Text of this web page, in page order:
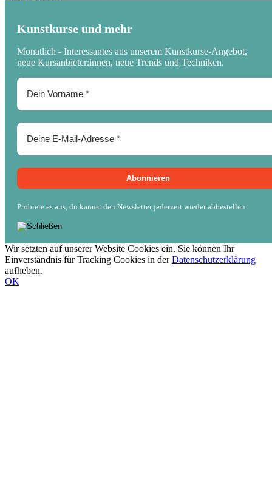
Kunstkurse und mehr
Monatlich - Interessantes aus unserem Kunstkurse-Angebot,
neue Kursanbieter:innen, neue Trends und Techniken.
Probiere es aus, du kannst den Newsletter jederzeit wieder abbestellen
Wir setzten auf unserer Website Cookies ein. Sie können Ihr
Einverständnis für Tracking Cookies in derDatenschutzerklärung
aufheben.
OK